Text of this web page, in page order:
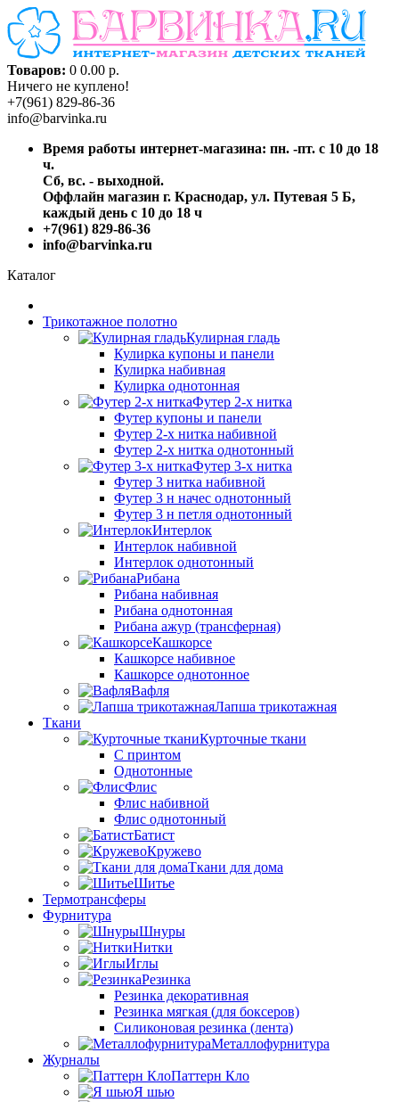
Товаров: 0 0.00 р.
Ничего не куплено!
+7(961) 829-86-36
info@barvinka.ru
Время работы интернет-магазина: пн. -пт. с 10 до 18
ч.
Сб, вс. - выходной.
Оффлайн магазин г. Краснодар, ул. Путевая 5 Б,
каждый день с 10 до 18 ч
+7(961) 829-86-36
info@barvinka.ru
Каталог
Трикотажное полотно
Кулирная гладь
Кулирка купоны и панели
Кулирка набивная
Кулирка однотонная
Футер 2-х нитка
Футер купоны и панели
Футер 2-х нитка набивной
Футер 2-х нитка однотонный
Футер 3-х нитка
Футер 3 нитка набивной
Футер 3 н начес однотонный
Футер 3 н петля однотонный
Интерлок
Интерлок набивной
Интерлок однотонный
Рибана
Рибана набивная
Рибана однотонная
Рибана ажур (трансферная)
Кашкорсе
Кашкорсе набивное
Кашкорсе однотонное
Вафля
Лапша трикотажная
Ткани
Курточные ткани
С принтом
Однотонные
Флис
Флис набивной
Флис однотонный
Батист
Кружево
Ткани для дома
Шитье
Термотрансферы
Фурнитура
Шнуры
Нитки
Иглы
Резинка
Резинка декоративная
Резинка мягкая (для боксеров)
Силиконовая резинка (лента)
Металлофурнитура
Журналы
Паттерн Кло
Я шью